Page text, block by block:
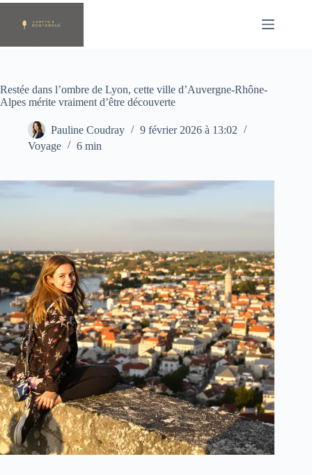
Passer
contenu
Restée dans l’ombre de Lyon, cette ville d’Auvergne-Rhône-
Alpes mérite vraiment d’être découverte
Pauline Coudray
9 février 2026 à 13:02
Voyage
6 min